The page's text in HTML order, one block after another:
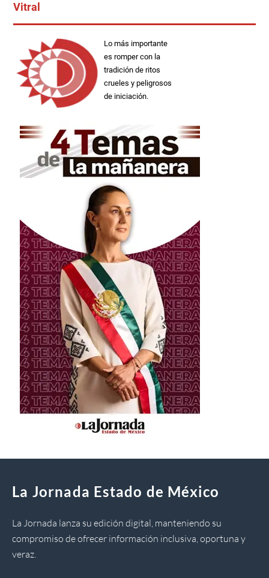
Vitral
Lo más importante
es romper con la
tradición de ritos
crueles y peligrosos
de iniciación.
La Jornada Estado de México
La Jornada lanza su edición digital, manteniendo su
compromiso de ofrecer información inclusiva, oportuna y
veraz.